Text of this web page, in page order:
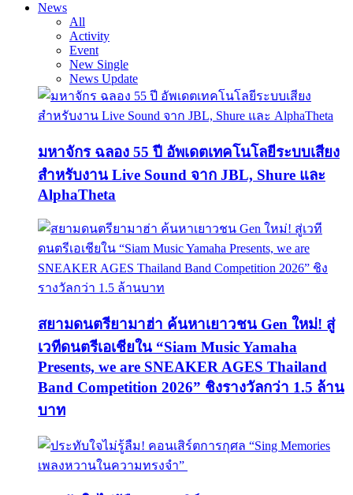
News
All
Activity
Event
New Single
News Update
มหาจักร ฉลอง 55 ปี อัพเดตเทคโนโลยีระบบเสียง
สำหรับงาน Live Sound จาก JBL, Shure และ
AlphaTheta
สยามดนตรียามาฮ่า ค้นหาเยาวชน Gen ใหม่! สู่
เวทีดนตรีเอเชียใน “Siam Music Yamaha
Presents, we are SNEAKER AGES Thailand
Band Competition 2026” ชิงรางวัลกว่า 1.5 ล้าน
บาท